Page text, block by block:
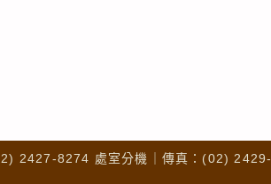
2427-8274 處室分機｜傳真：(02) 2429-